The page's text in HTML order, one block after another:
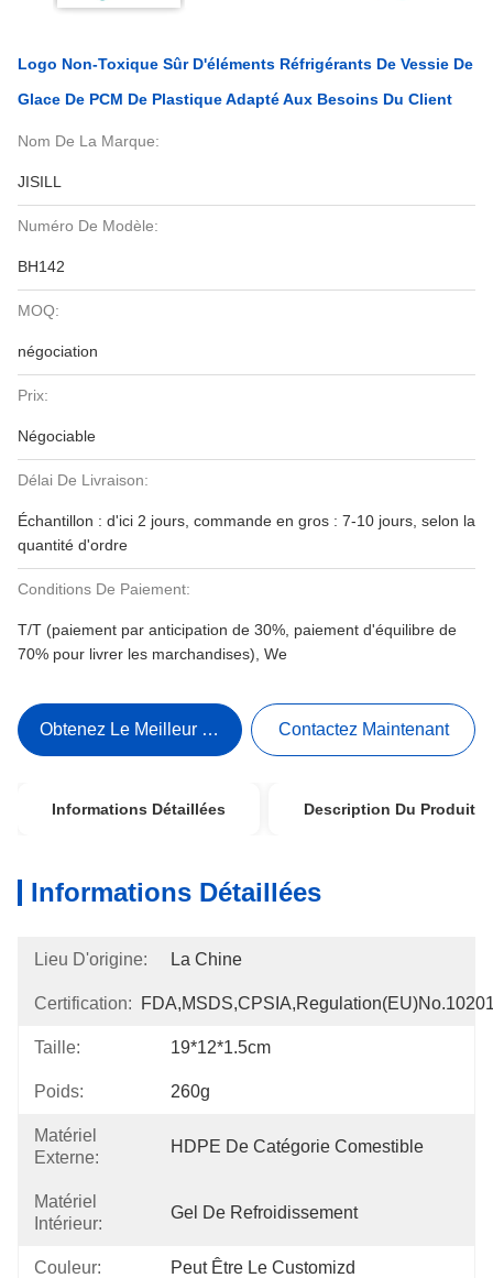
Logo Non-Toxique Sûr D'éléments Réfrigérants De Vessie De
Glace De PCM De Plastique Adapté Aux Besoins Du Client
Nom De La Marque:
JISILL
Numéro De Modèle:
BH142
MOQ:
négociation
Prix:
Négociable
Délai De Livraison:
Échantillon : d'ici 2 jours, commande en gros : 7-10 jours, selon la
quantité d'ordre
Conditions De Paiement:
T/T (paiement par anticipation de 30%, paiement d'équilibre de
70% pour livrer les marchandises), We
Obtenez Le Meilleur Prix Contactez Maintenant
Informations Détaillées Description Du Produit
Informations Détaillées
Lieu D'origine: La Chine
Certification:
Taille: 19*12*1.5cm
Poids: 260g
Matériel
Externe:
HDPE De Catégorie Comestible
Matériel
Intérieur:
Gel De Refroidissement
Couleur: Peut Être Le Customizd